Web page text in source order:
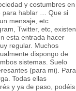
y costumbres en
para hablar … Que si
mensaje, etc …
Twitter, etc, existen
esta entrada hacer
regular. Muchos
dispongo de
sistemas. Suelo
(para mi). Para
Todas ellas
y ya de paso, podéis